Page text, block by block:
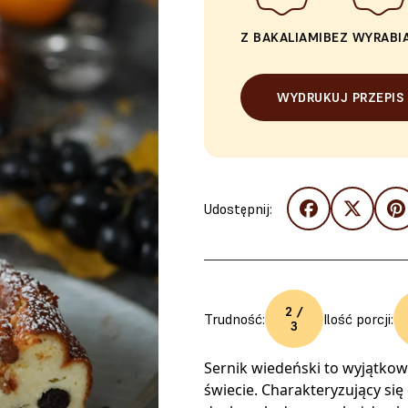
Z BAKALIAMIBEZ
WYDRUKUJ PRZEPIS
Udostępnij:
Trudność:
2 /
3
Ilość porcji:
Sernik wiedeński to
świecie. Charakteryzujący